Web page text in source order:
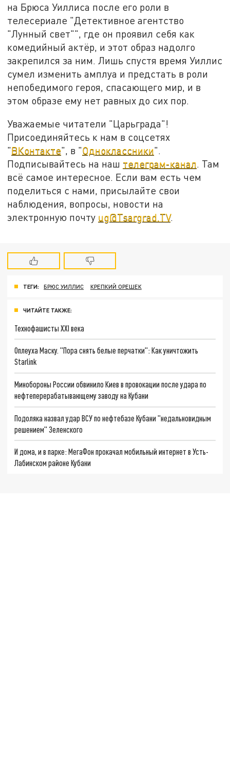
на Брюса Уиллиса после его роли в
телесериале "Детективное агентство
"Лунный свет"", где он проявил себя как
комедийный актёр, и этот образ надолго
закрепился за ним. Лишь спустя время Уиллис
сумел изменить амплуа и предстать в роли
непобедимого героя, спасающего мир, и в
этом образе ему нет равных до сих пор.
Уважаемые читатели "Царьграда"!
Присоединяйтесь к нам в соцсетях
"ВКонтакте", в "Одноклассники".
Подписывайтесь на наш телеграм-канал. Там
всё самое интересное. Если вам есть чем
поделиться с нами, присылайте свои
наблюдения, вопросы, новости на
электронную почту ug@Tsargrad.TV.
ТЕГИ: БРЮС УИЛЛИС КРЕПКИЙ ОРЕШЕК
ЧИТАЙТЕ ТАКЖЕ:
Технофашисты XXI века
Оплеуха Маску. "Пора снять белые перчатки": Как уничтожить
Starlink
Минобороны России обвинило Киев в провокации после удара по
нефтеперерабатывающему заводу на Кубани
Подоляка назвал удар ВСУ по нефтебазе Кубани "недальновидным
решением" Зеленского
И дома, и в парке: МегаФон прокачал мобильный интернет в Усть-
Лабинском районе Кубани